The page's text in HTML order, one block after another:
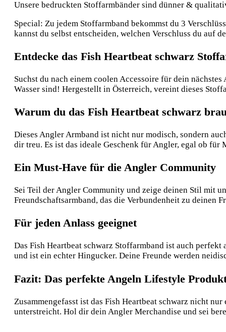
Unsere bedruckten Stoffarmbänder sind dünner &
Special: Zu jedem Stoffarmband bekommst du 3
kannst du selbst entscheiden, welchen Verschluss du auf
Entdecke das Fish Heartbeat schwarz
Suchst du nach einem coolen Accessoire für dein
Wasser sind! Hergestellt in Österreich, vereint dieses
Warum du das Fish Heartbeat schwarz
Dieses Angler Armband ist nicht nur modisch, sondern
dir treu. Es ist das ideale Geschenk für Angler, egal ob
Ein Must-Have für die Angler Community
Sei Teil der Angler Community und zeige deinen Stil mit
Freundschaftsarmband, das die Verbundenheit zu deinen
Für jeden Anlass geeignet
Das Fish Heartbeat schwarz Stoffarmband ist auch
und ist ein echter Hingucker. Deine Freunde werden
Fazit: Das perfekte Angeln Lifestyle
Zusammengefasst ist das Fish Heartbeat schwarz nicht
unterstreicht. Hol dir dein Angler Merchandise und sei